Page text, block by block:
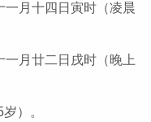
月十四日寅时（凌晨
月廿二日戌时（晚上
）。